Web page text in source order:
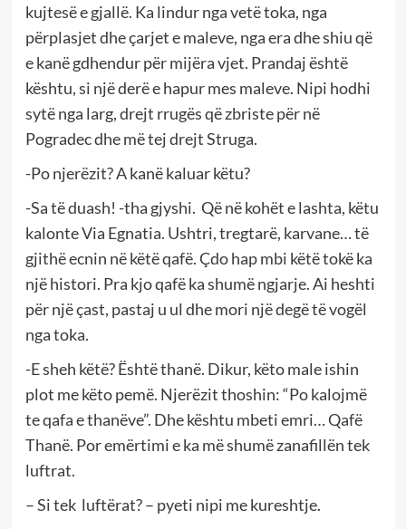
kujtesë e gjallë. Ka lindur nga vetë toka, nga
përplasjet dhe çarjet e maleve, nga era dhe shiu që
e kanë gdhendur për mijëra vjet. Prandaj është
kështu, si një derë e hapur mes maleve. Nipi hodhi
sytë nga larg, drejt rrugës që zbriste për në
Pogradec dhe më tej drejt Struga.
-Po njerëzit? A kanë kaluar këtu?
-Sa të duash! -tha gjyshi. Që në kohët e lashta, këtu
kalonte Via Egnatia. Ushtri, tregtarë, karvane… të
gjithë ecnin në këtë qafë. Çdo hap mbi këtë tokë ka
një histori. Pra kjo qafë ka shumë ngjarje. Ai heshti
për një çast, pastaj u ul dhe mori një degë të vogël
nga toka.
-E sheh këtë? Është thanë. Dikur, këto male ishin
plot me këto pemë. Njerëzit thoshin: “Po kalojmë
te qafa e thanëve”. Dhe kështu mbeti emri… Qafë
Thanë. Por emërtimi e ka më shumë zanafillën tek
luftrat.
– Si tek luftërat? – pyeti nipi me kureshtje.